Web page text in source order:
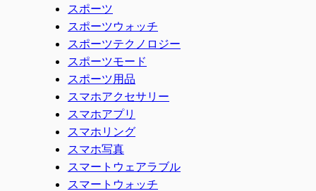
スポーツ
スポーツウォッチ
スポーツテクノロジー
スポーツモード
スポーツ用品
スマホアクセサリー
スマホアプリ
スマホリング
スマホ写真
スマートウェアラブル
スマートウォッチ